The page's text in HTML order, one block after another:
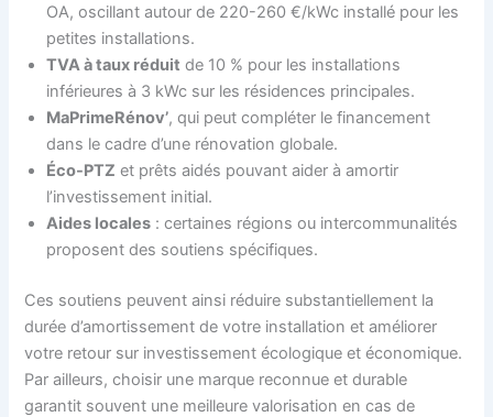
OA, oscillant autour de 220-260 €/kWc installé pour les
petites installations.
TVA à taux réduit de 10 % pour les installations
inférieures à 3 kWc sur les résidences principales.
MaPrimeRénov’, qui peut compléter le financement
dans le cadre d’une rénovation globale.
Éco-PTZ et prêts aidés pouvant aider à amortir
l’investissement initial.
Aides locales : certaines régions ou intercommunalités
proposent des soutiens spécifiques.
Ces soutiens peuvent ainsi réduire substantiellement la
durée d’amortissement de votre installation et améliorer
votre retour sur investissement écologique et économique.
Par ailleurs, choisir une marque reconnue et durable
garantit souvent une meilleure valorisation en cas de